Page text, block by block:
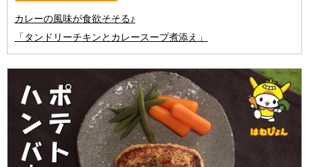
カレーの風味が食欲そそる♪
「タンドリーチキンとカレースープ煮添え」